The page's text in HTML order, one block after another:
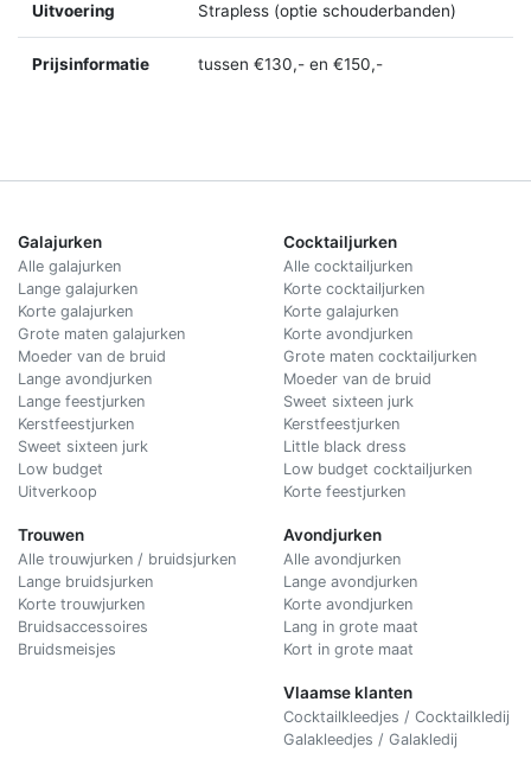
Uitvoering Strapless (optie schouderbanden)
Prijsinformatie tussen €130,- en €150,-
Galajurken
Alle galajurken
Lange galajurken
Korte galajurken
Grote maten galajurken
Moeder van de bruid
Lange avondjurken
Lange feestjurken
Kerstfeestjurken
Sweet sixteen jurk
Low budget
Uitverkoop
Trouwen
Alle trouwjurken / bruidsjurken
Lange bruidsjurken
Korte trouwjurken
Bruidsaccessoires
Bruidsmeisjes
Cocktailjurken
Alle cocktailjurken
Korte cocktailjurken
Korte galajurken
Korte avondjurken
Grote maten cocktailjurken
Moeder van de bruid
Sweet sixteen jurk
Kerstfeestjurken
Little black dress
Low budget cocktailjurken
Korte feestjurken
Avondjurken
Alle avondjurken
Lange avondjurken
Korte avondjurken
Lang in grote maat
Kort in grote maat
Vlaamse klanten
Cocktailkleedjes / Cocktailkledij
Galakleedjes / Galakledij